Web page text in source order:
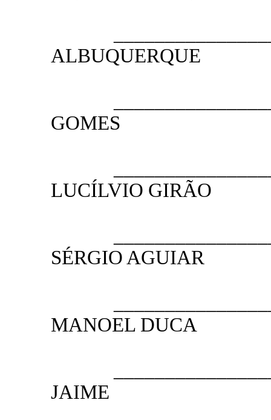
ALBUQUERQUE
GOMES
LUCÍLVIO GIRÃO
SÉRGIO AGUIAR
MANOEL DUCA
JAIME